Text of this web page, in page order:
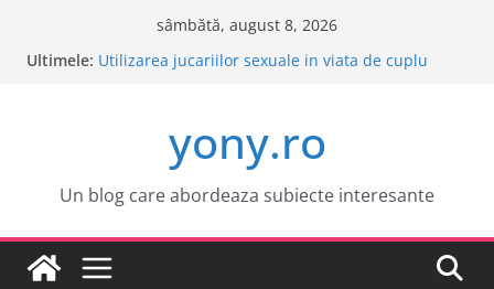
sâmbătă, august 8, 2026
Ultimele: Este o idee buna sa cumpar o masina electrica?
Tot ce trebuie sa stii despre bolile copilariei
Tot ce trebuie sa stii despre epilarea definitiva
yony.ro
Un blog care abordeaza subiecte interesante